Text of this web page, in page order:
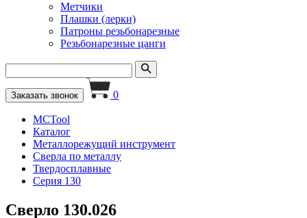
Метчики
Плашки (лерки)
Патроны резьбонарезные
Резьбонарезные цанги
Заказать звонок 0
MCTool
Каталог
Металлорежущий инструмент
Сверла по металлу
Твердосплавные
Серия 130
Сверло 130.026